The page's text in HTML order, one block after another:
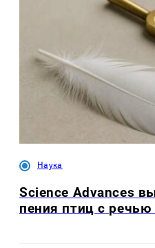
Наука
Science Advances
пения птиц с речью